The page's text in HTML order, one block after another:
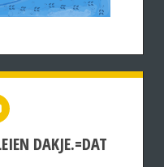
DAKJE.=DAT